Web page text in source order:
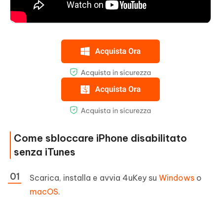
Come sbloccare iPhone disabilitato
senza iTunes
Scarica, installa e avvia 4uKey su Windows o
macOS.